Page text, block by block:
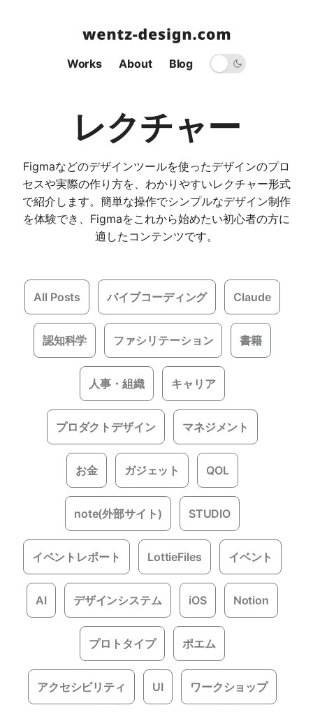
Works About Blog
レクチャー
Figmaなどのデザインツールを使ったデザインのプロ
セスや実際の作り方を、わかりやすいレクチャー形式
で紹介します。簡単な操作でシンプルなデザイン制作
を体験でき、Figmaをこれから始めたい初心者の方に
適したコンテンツです。
All Posts バイブコーディング Claude
認知科学 ファシリテーション 書籍
人事・組織 キャリア
プロダクトデザイン マネジメント
お金 ガジェット QOL
note(外部サイト) STUDIO
イベントレポート LottieFiles イベント
AI デザインシステム iOS Notion
プロトタイプ ポエム
アクセシビリティ UI ワークショップ